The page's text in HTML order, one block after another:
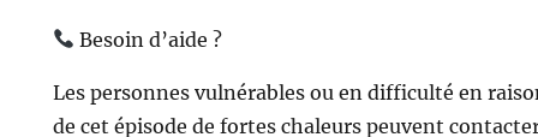
Besoin d’aide ?
Les personnes vulnérables ou en difficulté en
de cet épisode de fortes chaleurs peuvent